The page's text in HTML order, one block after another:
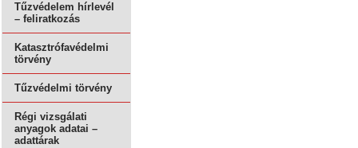
Tűzvédelem hírlevél
– feliratkozás
Katasztrófavédelmi
törvény
Tűzvédelmi törvény
Régi vizsgálati
anyagok adatai –
adattárak